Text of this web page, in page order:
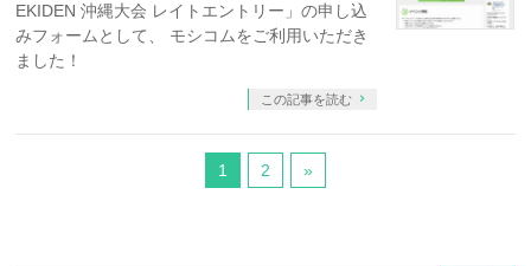
EKIDEN 沖縄大会 レイトエントリー」の申し込
みフォームとして、 モシコムをご利用いただき
ました！
この記事を読む
1 2 »